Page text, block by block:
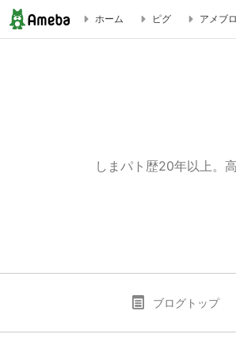
【Avail戦利品】破格過ぎてフリーズ！
ホーム ピグ アメブロ
しまパト歴20年以上。
ブログトップ